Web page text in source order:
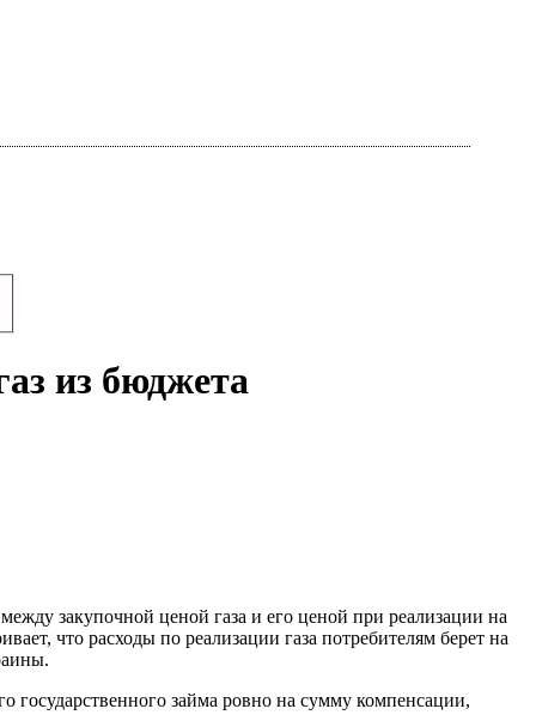
из бюджета
закупочной ценой газа и его ценой при реализации на
что расходы по реализации газа потребителям берет на
государственного займа ровно на сумму компенсации,